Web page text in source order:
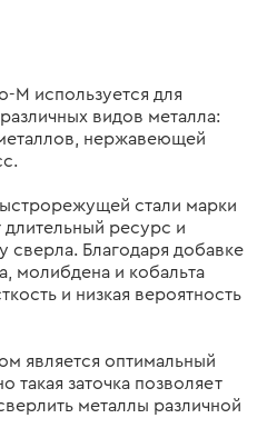
М используется для
видов металла:
нержавеющей
стали марки
ресурс и
сверла. Благодаря добавке
молибдена и кобальта
и низкая вероятность
является оптимальный
такая заточка позволяет
металлы различной